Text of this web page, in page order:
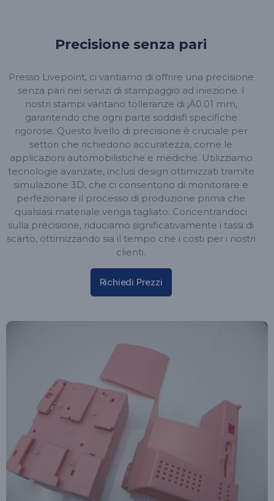
Precisione senza pari
Presso Livepoint, ci vantiamo di offrire una precisione
senza pari nei servizi di stampaggio ad iniezione. I
nostri stampi vantano tolleranze di ¡À0.01 mm,
garantendo che ogni parte soddisfi specifiche
rigorose. Questo livello di precisione è cruciale per
settori che richiedono accuratezza, come le
applicazioni automobilistiche e mediche. Utilizziamo
tecnologie avanzate, inclusi design ottimizzati tramite
simulazione 3D, che ci consentono di monitorare e
perfezionare il processo di produzione prima che
qualsiasi materiale venga tagliato. Concentrandoci
sulla precisione, riduciamo significativamente i tassi di
scarto, ottimizzando sia il tempo che i costi per i nostri
clienti.
Richiedi Prezzi